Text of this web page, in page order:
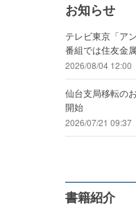
お知らせ
テレビ東京「ア
番組では住友金
2026/08/04 12:00
仙台支局移転の
開始
2026/07/21 09:37
書籍紹介